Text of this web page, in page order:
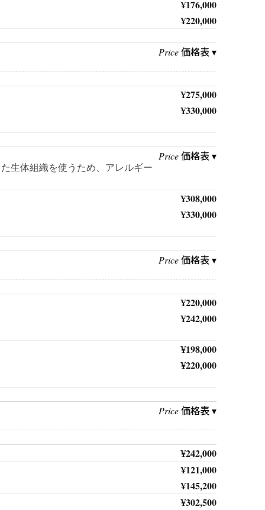
¥176,000
¥220,000
Price価格表 ▾
¥275,000
¥330,000
生体組織を使うため、アレルギー
Price価格表 ▾
¥308,000
¥330,000
Price価格表 ▾
¥220,000
¥242,000
¥198,000
¥220,000
Price価格表 ▾
¥242,000
¥121,000
¥145,200
¥302,500